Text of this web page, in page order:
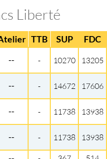
Liberté
TTB SUP FDC
-- - 10270 13205
-- - 14672 17606
-- - 11738 13938
-- - 11738 13938